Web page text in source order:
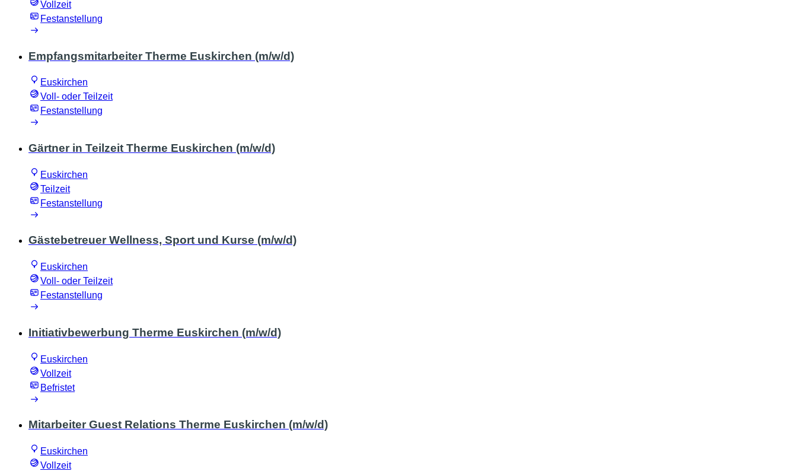
Vollzeit
Festanstellung
Empfangsmitarbeiter Therme Euskirchen (m/w/d)
Euskirchen
Voll- oder Teilzeit
Festanstellung
Gärtner in Teilzeit Therme Euskirchen (m/w/d)
Euskirchen
Teilzeit
Festanstellung
Gästebetreuer Wellness, Sport und Kurse (m/w/d)
Euskirchen
Voll- oder Teilzeit
Festanstellung
Initiativbewerbung Therme Euskirchen (m/w/d)
Euskirchen
Vollzeit
Befristet
Mitarbeiter Guest Relations Therme Euskirchen (m/w/d)
Euskirchen
Vollzeit